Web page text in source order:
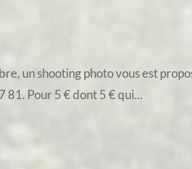
un shooting photo vous est
81. Pour 5 € dont 5 € qui...